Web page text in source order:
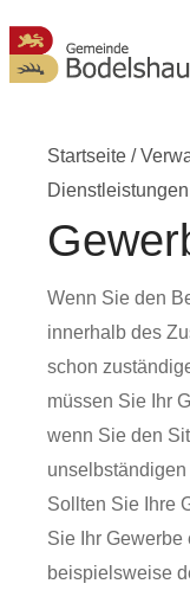
Startseite /
Wenn Sie den
innerhalb des
schon
müssen Sie Ihr
wenn Sie den
Sollten Sie Ihre
Sie Ihr
beispielsweise